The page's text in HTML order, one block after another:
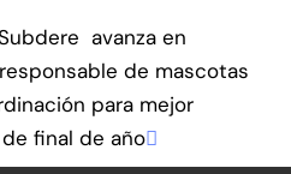
avanza en
de mascotas
para mejor
final de año